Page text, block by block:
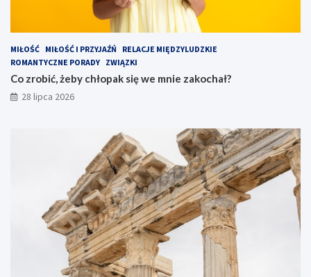
MIŁOŚĆ MIŁOŚĆ I PRZYJAŹŃ
RELACJE MIĘDZYLUDZKIE
ROMANTYCZNE PORADY ZWIĄZKI
Co zrobić, żeby chłopak się we mnie zakochał?
28 lipca 2026